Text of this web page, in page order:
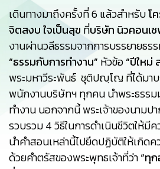
เดินทางมาถึงครั้งที่ 6 แล้วสำหรับโ
จิตสงบ ใจเป็นสุข ที่บริษัท นิวคอนเ
งานผ่านวลีธรรมจากการบรรยายธร
“ธรรมกับการทำงาน” หัวข้อ“ปีใหม่
พระมหาวีระพันธ์ ชุติปญฺโญ ที่ได้มาบ
พนักงานบริษัทฯ ทุกคน นำพระธรรม
ทำงาน นอกจากนี้ พระเจ้าของนาม
รวบรวม 4 วิธีในการดำเนินชีวิตให้มี
นำคำสอนเหล่านี้ไปยึดปฏิบัติให้เกิดค
ด้วยคำตรัสของพระพุทธเจ้าที่ว่า“ทุ